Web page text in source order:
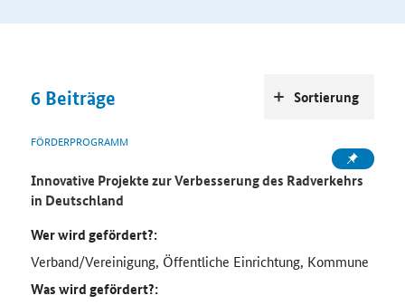
6 Beiträge
FÖRDERPROGRAMM
Innovative Projekte zur Verbesserung des Radverkehrs
in Deutschland
Wer wird gefördert?:
Verband/Vereinigung, Öffentliche Einrichtung, Kommune
Was wird gefördert?:
Sortierung